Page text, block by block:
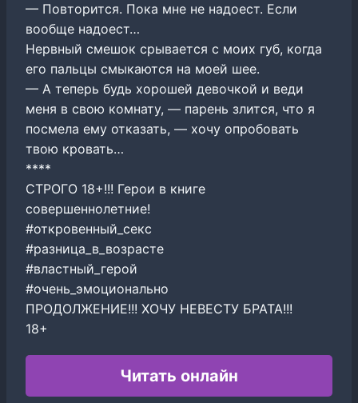
— Повторится. Пока мне не надоест. Если
вообще надоест…
Нервный смешок срывается с моих губ, когда
его пальцы смыкаются на моей шее.
— А теперь будь хорошей девочкой и веди
меня в свою комнату, — парень злится, что я
посмела ему отказать, — хочу опробовать
твою кровать…
****
СТРОГО 18+!!! Герои в книге
совершеннолетние!
#откровенный_секс
#разница_в_возрасте
#властный_герой
#очень_эмоционально
ПРОДОЛЖЕНИЕ!!! ХОЧУ НЕВЕСТУ БРАТА!!!
18+
Читать онлайн